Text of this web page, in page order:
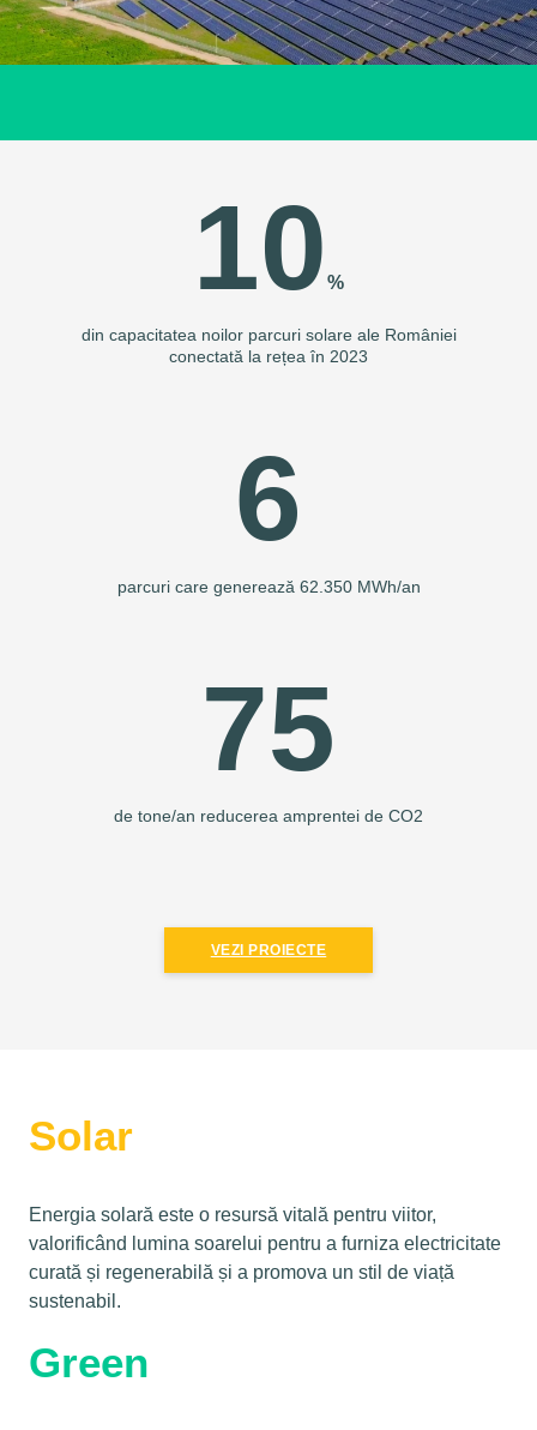
10 %
din capacitatea noilor parcuri solare ale României
conectată la rețea în 2023
6
parcuri care generează 62.350 MWh/an
75
de tone/an reducerea amprentei de CO2
VEZI PROIECTE
Solar
Energia solară este o resursă vitală pentru viitor,
valorificând lumina soarelui pentru a furniza electricitate
curată și regenerabilă și a promova un stil de viață
sustenabil.
Green